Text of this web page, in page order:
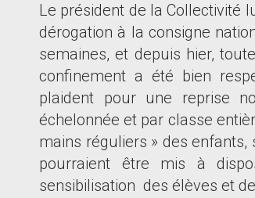
Le président de la Collectivité
dérogation à la consigne
semaines, et depuis hier,
confinement a été bien
plaident pour une reprise
échelonnée et par classe
mains réguliers » des
pourraient être mis à
sensibilisation des élèves et